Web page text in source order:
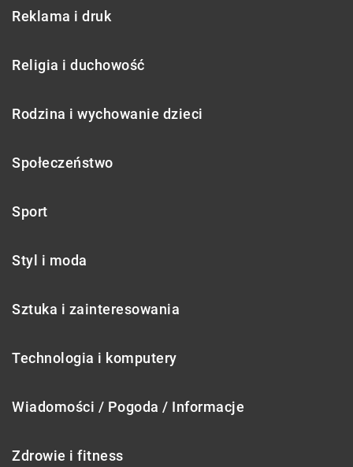
Reklama i druk
Religia i duchowość
Rodzina i wychowanie dzieci
Społeczeństwo
Sport
Styl i moda
Sztuka i zainteresowania
Technologia i komputery
Wiadomości / Pogoda / Informacje
Zdrowie i fitness